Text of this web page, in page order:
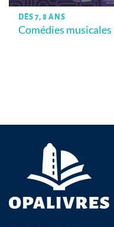
DÈS 7, 8 ANS
Comédies musicales